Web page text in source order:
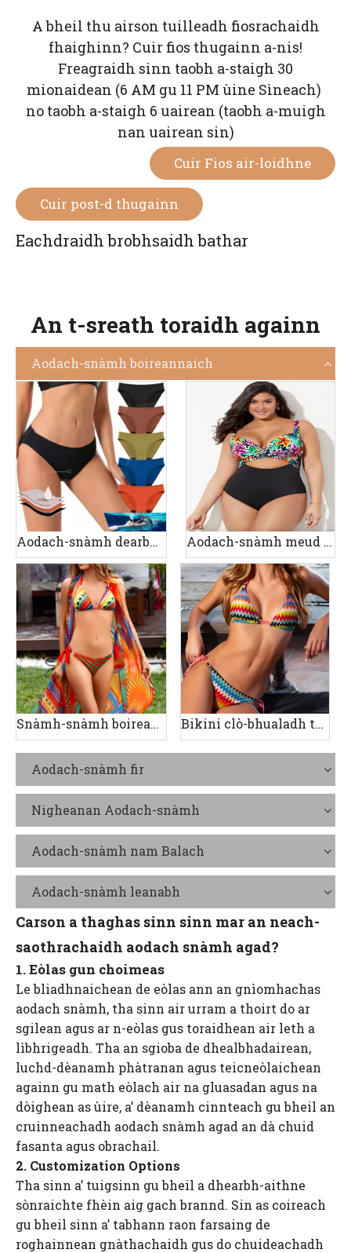
A bheil thu airson tuilleadh fiosrachaidh
fhaighinn? Cuir fios thugainn a-nis!
Freagraidh sinn taobh a-staigh 30
mionaidean (6 AM gu 11 PM ùine Sìneach)
no taobh a-staigh 6 uairean (taobh a-muigh
nan uairean sin)
Cuir Fios air-loidhne
Cuir post-d thugainn
Eachdraidh brobhsaidh bathar
An t-sreath toraidh againn
Aodach-snàmh boireannaich
Aodach-snàmh dearbhaidh ùine Aodach-snàmh meud a bharrachd
Snàmh-snàmh boireannaich trì-phìos clò-bhuailte Bikini clò-bhualadh tonn
Aodach-snàmh fir
Nigheanan Aodach-snàmh
Aodach-snàmh nam Balach
Aodach-snàmh leanabh
Carson a thaghas sinn sinn mar an neach-
saothrachaidh aodach snàmh agad?
1. Eòlas gun choimeas
Le bliadhnaichean de eòlas ann an gnìomhachas
aodach snàmh, tha sinn air urram a thoirt do ar
sgilean agus ar n-eòlas gus toraidhean air leth a
lìbhrigeadh. Tha an sgioba de dhealbhadairean,
luchd-dèanamh phàtranan agus teicneòlaichean
againn gu math eòlach air na gluasadan agus na
dòighean as ùire, a’ dèanamh cinnteach gu bheil an
cruinneachadh aodach snàmh agad an dà chuid
fasanta agus obrachail.
2. Customization Options
Tha sinn a’ tuigsinn gu bheil a dhearbh-aithne
sònraichte fhèin aig gach brannd. Sin as coireach
gu bheil sinn a’ tabhann raon farsaing de
roghainnean gnàthachaidh gus do chuideachadh